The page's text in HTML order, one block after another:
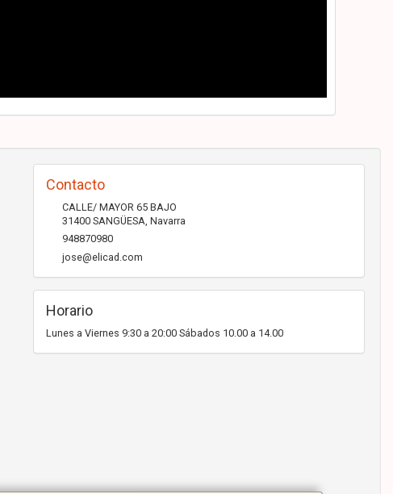
Contacto
CALLE/ MAYOR 65 BAJO
31400 SANGÜESA Navarra
948870980
jose@elicad.com
Horario
Lunes a Viernes 9:30 a 20:00 Sábados 10.00 a 14.00